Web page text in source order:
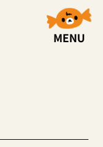
MENU